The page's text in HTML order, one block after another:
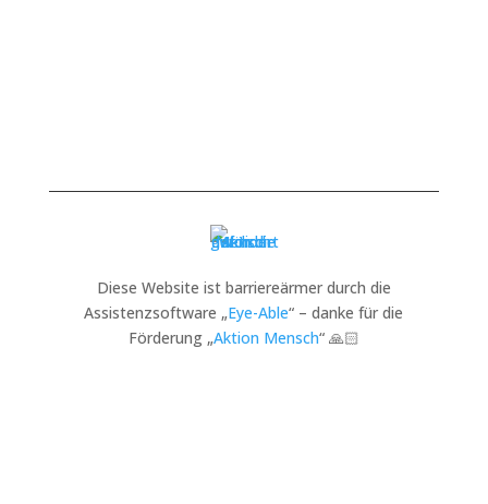
Diese Website ist barriereärmer durch die
Assistenzsoftware „Eye-Able“ – danke für die
Förderung „Aktion Mensch“ 🙏🏻